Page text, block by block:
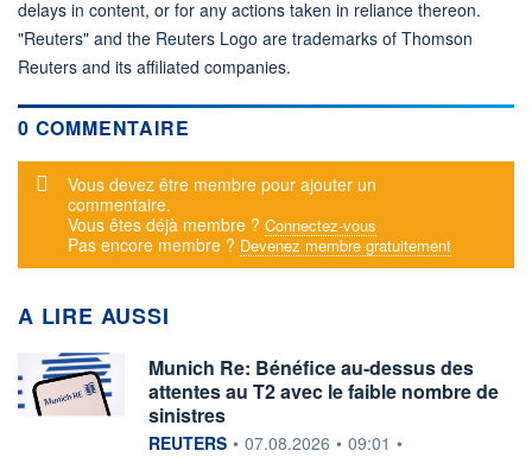
delays in content, or for any actions taken in reliance thereon.
"Reuters" and the Reuters Logo are trademarks of Thomson
Reuters and its affiliated companies.
0 COMMENTAIRE
Message d'alerte
Vous devez être membre pour ajouter un
commentaire.
Vous êtes déjà membre ? Connectez-vous
Pas encore membre ? Devenez membre gratuitement
A LIRE AUSSI
Munich Re: Bénéfice au-dessus des
attentes au T2 avec le faible nombre de
sinistres
information fournie par
REUTERS • 07.08.2026 • 09:01 •